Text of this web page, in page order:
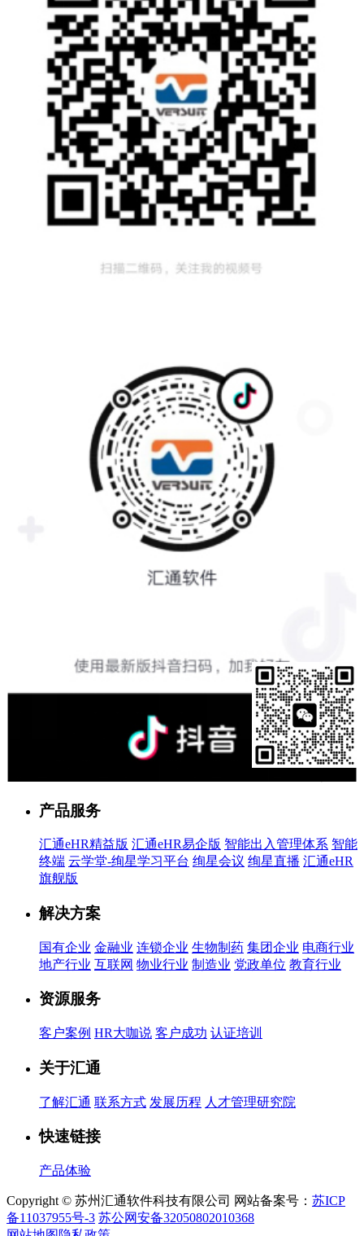
产品服务
汇通eHR精益版 汇通eHR易企版 智能出入管理体系 智能
终端 云学堂-绚星学习平台 绚星会议 绚星直播 汇通eHR
旗舰版
解决方案
国有企业 金融业 连锁企业 生物制药 集团企业 电商行业
地产行业 互联网 物业行业 制造业 党政单位 教育行业
资源服务
客户案例 HR大咖说 客户成功 认证培训
关于汇通
了解汇通 联系方式 发展历程 人才管理研究院
快速链接
产品体验
Copyright © 苏州汇通软件科技有限公司 网站备案号： 苏ICP
备11037955号-3 苏公网安备32050802010368